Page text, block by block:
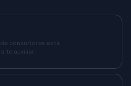
consultores está
te auxiliar.